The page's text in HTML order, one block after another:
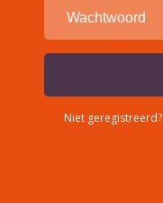
Niet geregistreerd?